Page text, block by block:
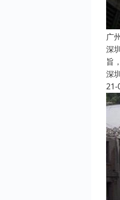
广
深
旨
深
21-